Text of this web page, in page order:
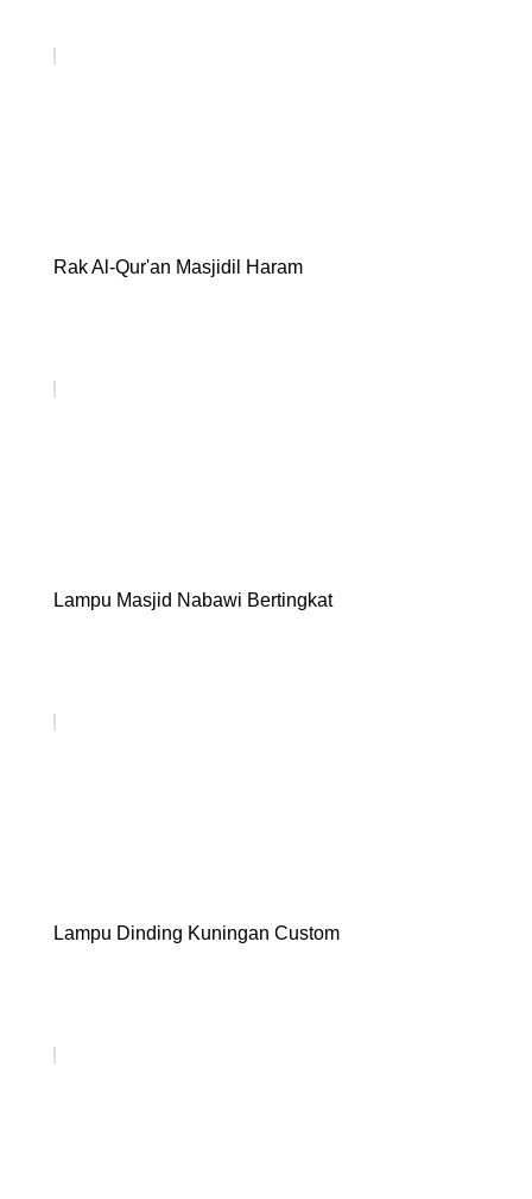
Rak Al-Qur'an Masjidil Haram
Lampu Masjid Nabawi Bertingkat
Lampu Dinding Kuningan Custom